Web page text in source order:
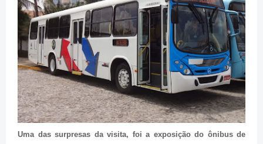
Uma das surpresas da visita, foi a exposição do ônibus de